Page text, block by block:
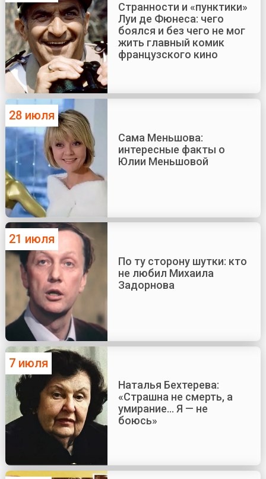
Странности и «пунктики»
Луи де Фюнеса: чего
боялся и без чего не мог
жить главный комик
французского кино
28 июля
Сама Меньшова:
интересные факты о
Юлии Меньшовой
21 июля
По ту сторону шутки: кто
не любил Михаила
Задорнова
7 июля
Наталья Бехтерева:
«Страшна не смерть, а
умирание... Я — не
боюсь»